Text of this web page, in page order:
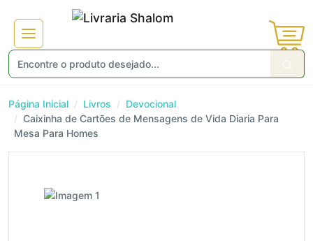
Página Inicial Livros
Devocional
Caixinha de Cartões de Mensagens de Vida Diaria Para
Mesa Para Homes